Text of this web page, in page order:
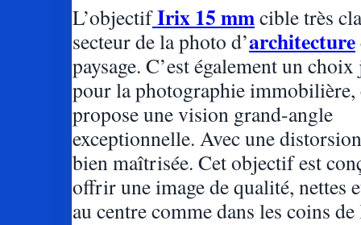
L’objectifIrix 15 mmcible très
secteur de la photo d’architecture
paysage. C’est également un
pour la photographie
propose une vision grand-angle
exceptionnelle. Avec une
bien maîtrisée. Cet objectif est
offrir une image de qualité, nettes
au centre comme dans les coins de